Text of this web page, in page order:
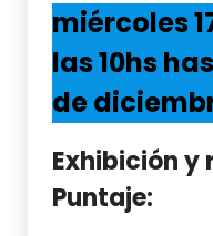
miércoles
las 10hs
de
Exhibición y
Puntaje: